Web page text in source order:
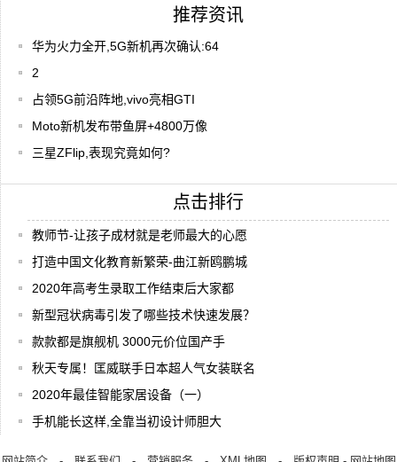
推荐资讯
华为火力全开,5G新机再次确认:64
2
占领5G前沿阵地,vivo亮相GTI
Moto新机发布带鱼屏+4800万像
三星ZFlip,表现究竟如何?
点击排行
教师节-让孩子成材就是老师最大的心愿
打造中国文化教育新繁荣-曲江新鸥鹏城
2020年高考生录取工作结束后大家都
新型冠状病毒引发了哪些技术快速发展？
款款都是旗舰机 3000元价位国产手
秋天专属！匡威联手日本超人气女装联名
2020年最佳智能家居设备（一）
手机能长这样,全靠当初设计师胆大